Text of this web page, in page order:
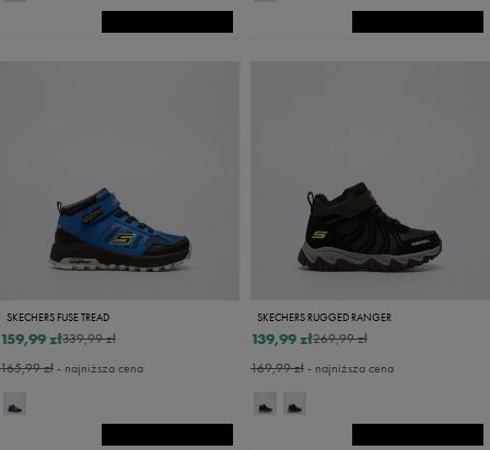
SKECHERS FUSE TREAD
339,99 zł
159,99 zł
165,99 zł- najniższa cena
SKECHERS RUGGED RANGER
269,99 zł
139,99 zł
169,99 zł- najniższa cena